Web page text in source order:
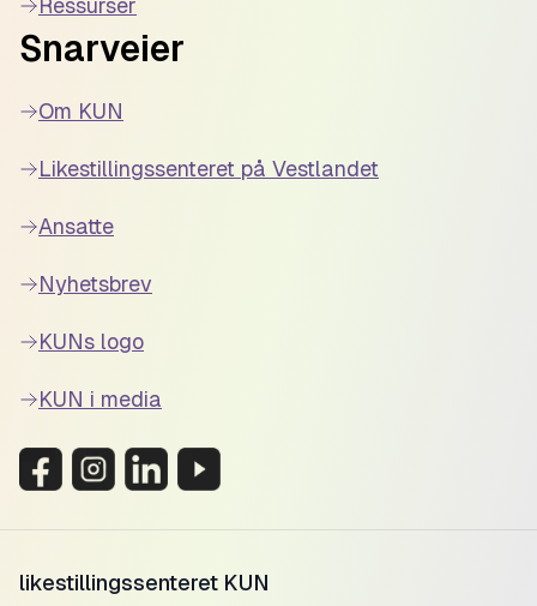
Ressurser
Snarveier
Om KUN
Likestillingssenteret på Vestlandet
Ansatte
Nyhetsbrev
KUNs logo
KUN i media
likestillingssenteret KUN